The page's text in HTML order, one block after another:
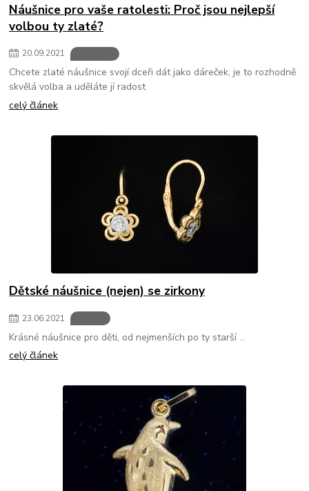
Náušnice pro vaše ratolesti: Proč jsou nejlepší
volbou ty zlaté?
20.09.2021
Chcete zlaté náušnice svojí dceři dát jako dáreček, je to rozhodně
skvělá volba a uděláte jí radost
celý článek
Dětské náušnice (nejen) se zirkony
23.06.2021
Krásné náušnice pro děti, od nejmenších po ty starší ...
celý článek